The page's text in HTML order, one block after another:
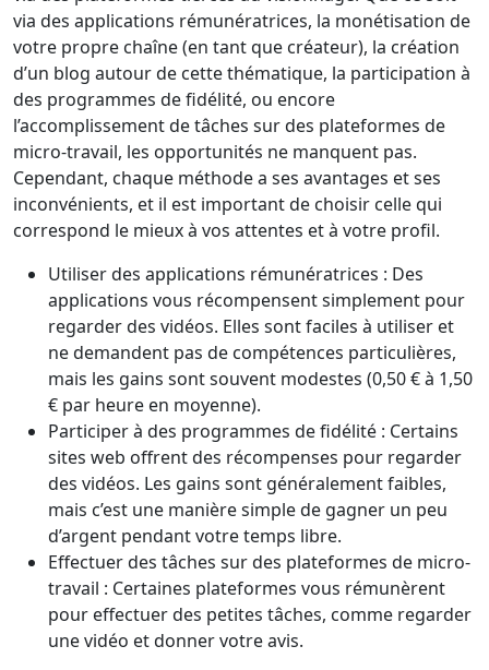
via des applications rémunératrices, la monétisation de
votre propre chaîne (en tant que créateur), la création
d’un blog autour de cette thématique, la participation à
des programmes de fidélité, ou encore
l’accomplissement de tâches sur des plateformes de
micro-travail, les opportunités ne manquent pas.
Cependant, chaque méthode a ses avantages et ses
inconvénients, et il est important de choisir celle qui
correspond le mieux à vos attentes et à votre profil.
Utiliser des applications rémunératrices : Des
applications vous récompensent simplement pour
regarder des vidéos. Elles sont faciles à utiliser et
ne demandent pas de compétences particulières,
mais les gains sont souvent modestes (0,50 € à 1,50
€ par heure en moyenne).
Participer à des programmes de fidélité : Certains
sites web offrent des récompenses pour regarder
des vidéos. Les gains sont généralement faibles,
mais c’est une manière simple de gagner un peu
d’argent pendant votre temps libre.
Effectuer des tâches sur des plateformes de micro-
travail : Certaines plateformes vous rémunèrent
pour effectuer des petites tâches, comme regarder
une vidéo et donner votre avis.